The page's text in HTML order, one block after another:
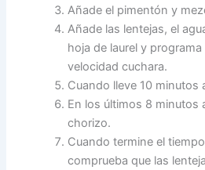
Añade el pimentón y
Añade las lentejas, el
hoja de laurel y
velocidad cuchara.
Cuando lleve 10 minutos
En los últimos 8 minutos
chorizo.
Cuando termine el
comprueba que las